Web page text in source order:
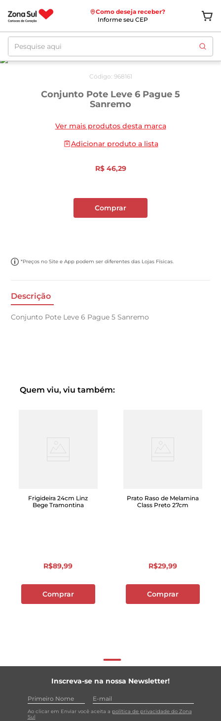
Como deseja receber?
Informe seu CEP
Pesquise aqui
Código: 968161
Conjunto Pote Leve 6 Pague 5
Sanremo
Ver mais produtos desta marca
Adicionar produto a lista
R$ 46,29
Comprar
*Preços no Site e App podem ser diferentes das Lojas Físicas.
Descrição
Conjunto Pote Leve 6 Pague 5 Sanremo
Quem viu, viu também:
Frigideira 24cm Linz
Bege Tramontina
R$89,99
Comprar
Prato Raso de Melamina
Class Preto 27cm
R$29,99
Comprar
Inscreva-se na nossa Newsletter!
Ao clicar em Enviar você aceita a política de privacidade do Zona
Sul